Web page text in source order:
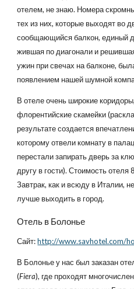
отелем, не знаю. Номера
тех из них, которые выходят во
сообщающийся балкон, единый
жившая по диагонали и
ужин при свечах на балконе,
появлением нашей шумной
В отеле очень широкие
флорентийские скамейки
результате создается
которому отвели комнату в
перестали запирать дверь за
другу в гости). Стоимость
Завтрак, как и всюду в Италии,
лучше выходить в город.
Отель в Болонье
Сайт: http://www.savhotel.com/
В Болонье у нас был заказан
(Fiera), где проходят